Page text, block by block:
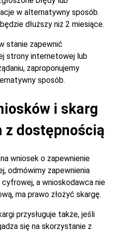
w alternatywny sposób.
dłuższy niż 2 miesiące.
stanie zapewnić
strony internetowej lub
zaproponujemy
sposób.
i skarg
z dostępnością
wniosek o zapewnienie
odmówimy zapewnienia
a wnioskodawca nie
ma prawo złożyć skargę.
przysługuje także, jeśli
się na skorzystanie z